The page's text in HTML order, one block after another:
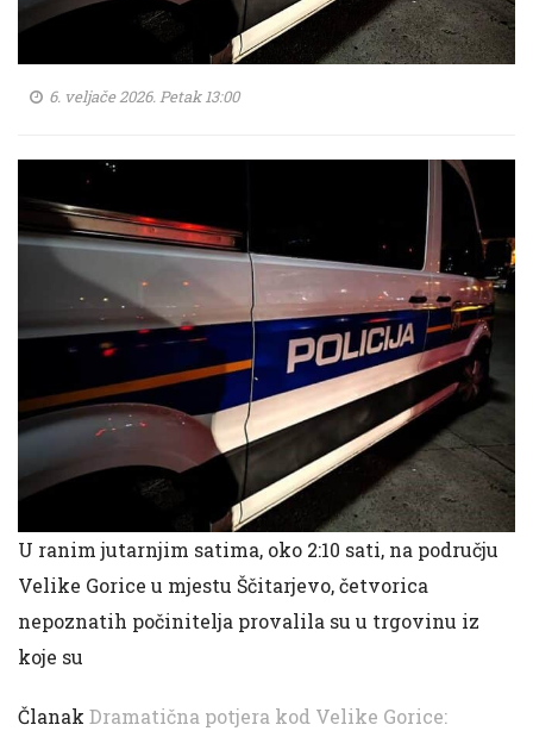
6. veljače 2026. Petak 13:00
U ranim jutarnjim satima, oko 2:10 sati, na području
Velike Gorice u mjestu Ščitarjevo, četvorica
nepoznatih počinitelja provalila su u trgovinu iz
koje su
Članak Dramatična potjera kod Velike Gorice: